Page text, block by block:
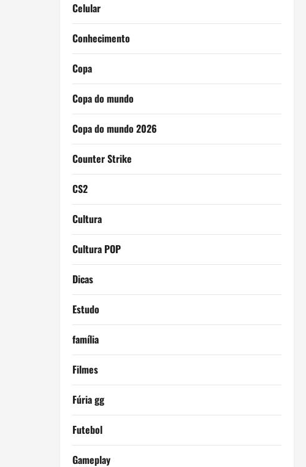
Celular
Conhecimento
Copa
Copa do mundo
Copa do mundo 2026
Counter Strike
CS2
Cultura
Cultura POP
Dicas
Estudo
família
Filmes
Fúria gg
Futebol
Gameplay